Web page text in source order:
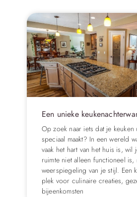
Een unieke
Op zoek naar iets dat je keuken
speciaal maakt? In een wereld
vaak het hart van het huis is, wil
ruimte niet alleen functioneel is,
weerspiegeling van je stijl. Een
plek voor culinaire creaties,
bijeenkomsten